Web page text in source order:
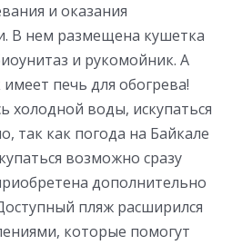
и оказания
В нем размещена кушетка
и рукомойник. А
печь для обогрева!
холодной воды, искупаться
так как погода на Байкале
возможно сразу
дополнительно
пляж расширился
которые помогут